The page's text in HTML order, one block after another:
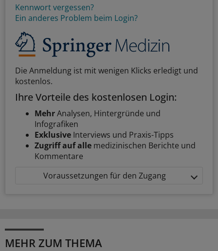
Kennwort vergessen?
Ein anderes Problem beim Login?
Die Anmeldung ist mit wenigen Klicks erledigt und
kostenlos.
Ihre Vorteile des kostenlosen Login:
MehrAnalysen, Hintergründe und
Infografiken
Exklusive Interviews und Praxis-Tipps
Zugriff auf alle medizinischen Berichte und
Kommentare
Voraussetzungen für den Zugang
MEHR ZUM THEMA